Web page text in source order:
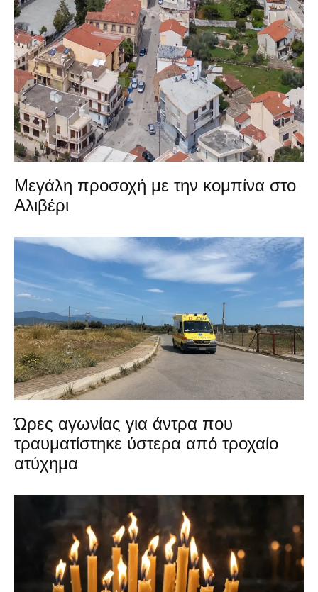
Μεγάλη προσοχή με την κομπίνα στο
Αλιβέρι
Ώρες αγωνίας για άντρα που
τραυματίστηκε ύστερα από τροχαίο
ατύχημα